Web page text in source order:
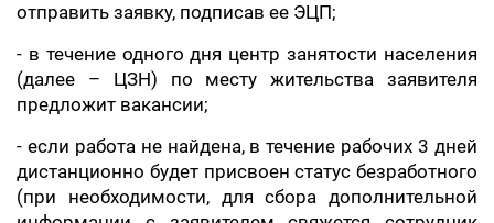
отправить заявку, подписав ее ЭЦП;
- в течение одного дня центр занятости населения
(далее – ЦЗН) по месту жительства заявителя
предложит вакансии;
- если работа не найдена, в течение рабочих 3 дней
дистанционно будет присвоен статус безработного
(при необходимости, для сбора дополнительной